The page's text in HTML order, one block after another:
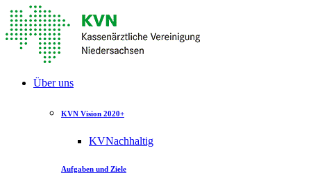
Über uns
KVN Vision 2020+
KVNachhaltig
Aufgaben und Ziele